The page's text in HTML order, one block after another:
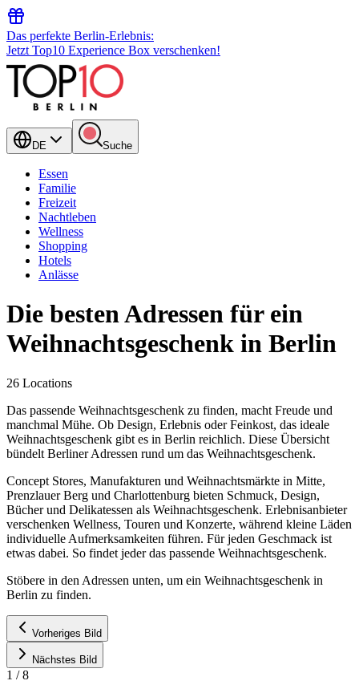
Das perfekte Berlin-Erlebnis:
Jetzt Top10 Experience Box verschenken!
DE Suche
Essen
Familie
Freizeit
Nachtleben
Wellness
Shopping
Hotels
Anlässe
Die besten Adressen für ein
Weihnachtsgeschenk in Berlin
26 Locations
Das passende Weihnachtsgeschenk zu finden, macht Freude und
manchmal Mühe. Ob Design, Erlebnis oder Feinkost, das ideale
Weihnachtsgeschenk gibt es in Berlin reichlich. Diese Übersicht
bündelt Berliner Adressen rund um das Weihnachtsgeschenk.
Concept Stores, Manufakturen und Weihnachtsmärkte in Mitte,
Prenzlauer Berg und Charlottenburg bieten Schmuck, Design,
Bücher und Delikatessen als Weihnachtsgeschenk. Erlebnisanbieter
verschenken Wellness, Touren und Konzerte, während kleine Läden
individuelle Aufmerksamkeiten führen. Für jeden Geschmack ist
etwas dabei. So findet jeder das passende Weihnachtsgeschenk.
Stöbere in den Adressen unten, um ein Weihnachtsgeschenk in
Berlin zu finden.
Vorheriges Bild
Nächstes Bild
1 /8